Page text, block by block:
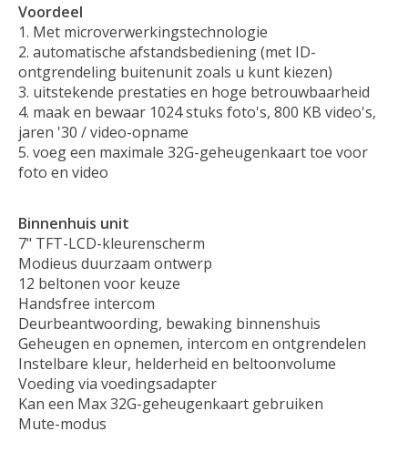
Voordeel
Met microverwerkingstechnologie
automatische afstandsbediening (met ID-
ontgrendeling buitenunit zoals u kunt kiezen)
uitstekende prestaties en hoge betrouwbaarheid
maak en bewaar 1024 stuks foto's, 800 KB video's,
jaren '30 / video-opname
voeg een maximale 32G-geheugenkaart toe voor
foto en video
Binnenhuis unit
7" TFT-LCD-kleurenscherm
Modieus duurzaam ontwerp
12 beltonen voor keuze
Handsfree intercom
Deurbeantwoording, bewaking binnenshuis
Geheugen en opnemen, intercom en ontgrendelen
Instelbare kleur, helderheid en beltoonvolume
Voeding via voedingsadapter
Kan een Max 32G-geheugenkaart gebruiken
Mute-modus